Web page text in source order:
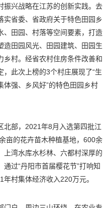
振兴战略在江苏的创新实践。去
实省委、省政府关于特色田园乡
、田园、村落等空间要素，打造
造田园风光、田园建筑、田园生
乡村。经省农村住房条件改善和
此次上榜的3个村庄展现了“生
强、乡风好”的特色田园乡村
北部，2021年8月入选第四批江
亩的花卉苗木种植基地，600余
上湾水库水杉林、六都村深厚的
过“丹阳市首届樱花节”打响知
年村集体经济收入220万元。